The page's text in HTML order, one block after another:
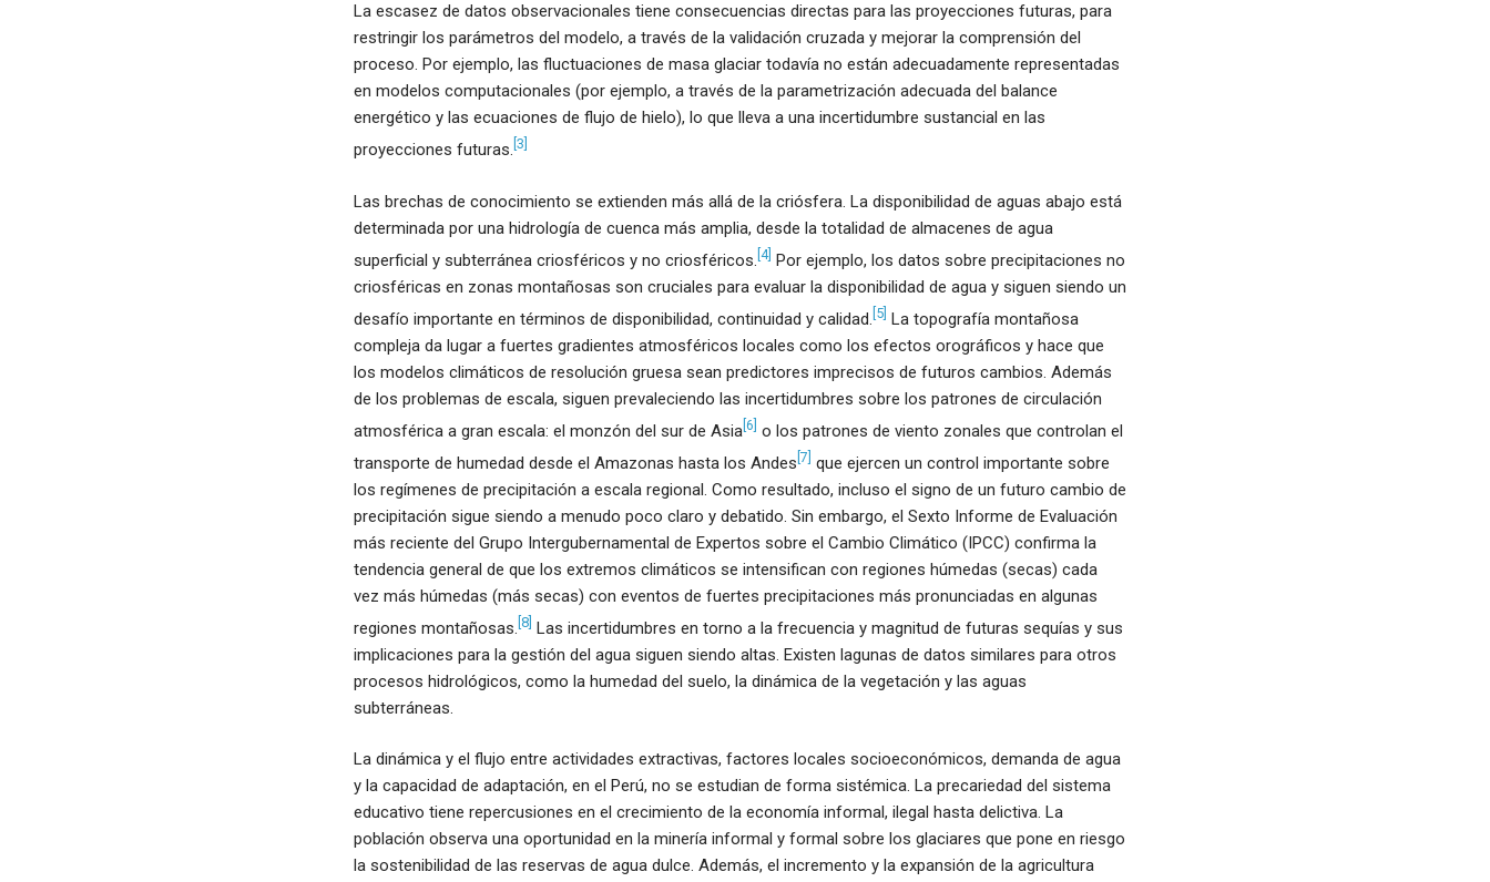
La escasez de datos observacionales tiene consecuencias directas para las proyecciones futuras, para
restringir los parámetros del modelo, a través de la validación cruzada y mejorar la comprensión del
proceso. Por ejemplo, las fluctuaciones de masa glaciar todavía no están adecuadamente representadas
en modelos computacionales (por ejemplo, a través de la parametrización adecuada del balance
energético y las ecuaciones de flujo de hielo), lo que lleva a una incertidumbre sustancial en las
proyecciones futuras. [3]
Las brechas de conocimiento se extienden más allá de la criósfera. La disponibilidad de aguas abajo está
determinada por una hidrología de cuenca más amplia, desde la totalidad de almacenes de agua
superficial y subterránea criosféricos y no criosféricos. [4] Por ejemplo, los datos sobre precipitaciones no
criosféricas en zonas montañosas son cruciales para evaluar la disponibilidad de agua y siguen siendo un
desafío importante en términos de disponibilidad, continuidad y calidad. [5] La topografía montañosa
compleja da lugar a fuertes gradientes atmosféricos locales como los efectos orográficos y hace que
los modelos climáticos de resolución gruesa sean predictores imprecisos de futuros cambios. Además
de los problemas de escala, siguen prevaleciendo las incertidumbres sobre los patrones de circulación
atmosférica a gran escala: el monzón del sur de Asia [6] o los patrones de viento zonales que controlan el
transporte de humedad desde el Amazonas hasta los Andes [7] que ejercen un control importante sobre
los regímenes de precipitación a escala regional. Como resultado, incluso el signo de un futuro cambio de
precipitación sigue siendo a menudo poco claro y debatido. Sin embargo, el Sexto Informe de Evaluación
más reciente del Grupo Intergubernamental de Expertos sobre el Cambio Climático (IPCC) confirma la
tendencia general de que los extremos climáticos se intensifican con regiones húmedas (secas) cada
vez más húmedas (más secas) con eventos de fuertes precipitaciones más pronunciadas en algunas
regiones montañosas. [8] Las incertidumbres en torno a la frecuencia y magnitud de futuras sequías y sus
implicaciones para la gestión del agua siguen siendo altas. Existen lagunas de datos similares para otros
procesos hidrológicos, como la humedad del suelo, la dinámica de la vegetación y las aguas
subterráneas.
La dinámica y el flujo entre actividades extractivas, factores locales socioeconómicos, demanda de agua
y la capacidad de adaptación, en el Perú, no se estudian de forma sistémica. La precariedad del sistema
educativo tiene repercusiones en el crecimiento de la economía informal, ilegal hasta delictiva. La
población observa una oportunidad en la minería informal y formal sobre los glaciares que pone en riesgo
la sostenibilidad de las reservas de agua dulce. Además, el incremento y la expansión de la agricultura